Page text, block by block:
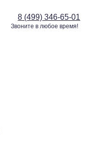
8 (499) 346-65-01
Звоните в любое время!